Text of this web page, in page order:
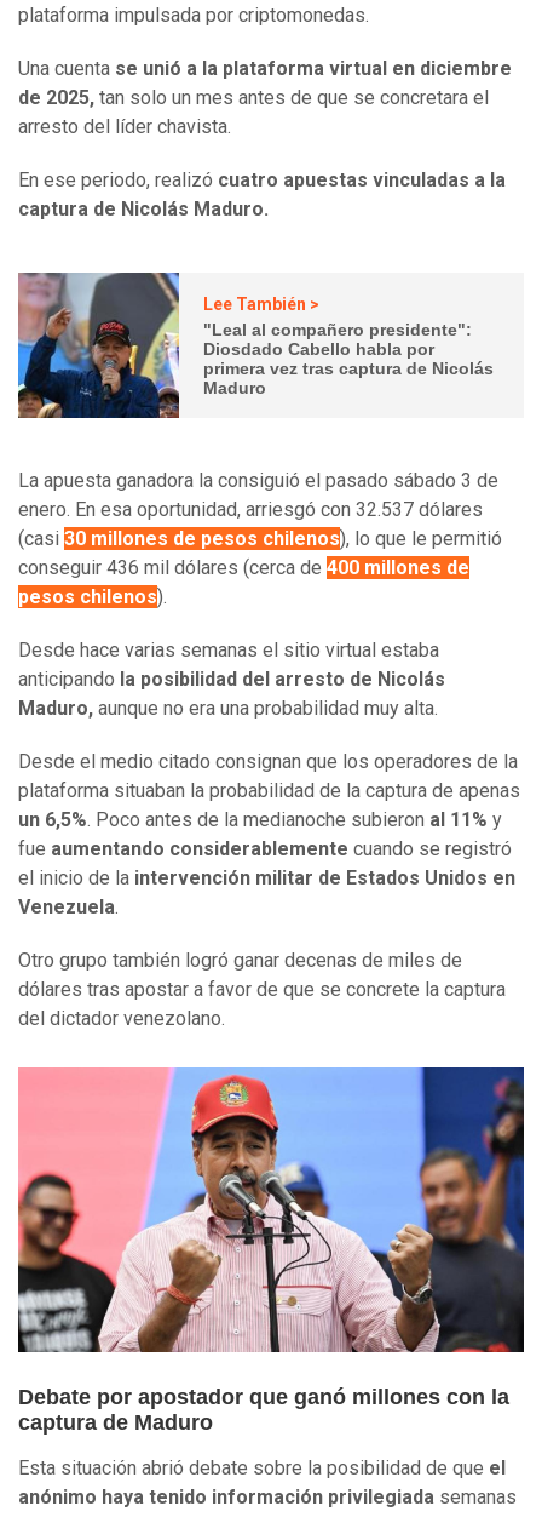
plataforma impulsada por criptomonedas.
Una cuenta se unió a la plataforma virtual en diciembre
de 2025, tan solo un mes antes de que se concretara el
arresto del líder chavista.
En ese periodo, realizó cuatro apuestas vinculadas a la
captura de Nicolás Maduro.
Lee También >
"Leal al compañero presidente":
Diosdado Cabello habla por
primera vez tras captura de Nicolás
Maduro
La apuesta ganadora la consiguió el pasado sábado 3 de
enero. En esa oportunidad, arriesgó con 32.537 dólares
(casi 30 millones de pesos chilenos), lo que le permitió
conseguir 436 mil dólares (cerca de 400 millones de
pesos chilenos).
Desde hace varias semanas el sitio virtual estaba
anticipando la posibilidad del arresto de Nicolás
Maduro, aunque no era una probabilidad muy alta.
Desde el medio citado consignan que los operadores de la
plataforma situaban la probabilidad de la captura de apenas
un 6,5%. Poco antes de la medianoche subieron al 11% y
fue aumentando considerablemente cuando se registró
el inicio de la intervención militar de Estados Unidos en
Venezuela.
Otro grupo también logró ganar decenas de miles de
dólares tras apostar a favor de que se concrete la captura
del dictador venezolano.
Debate por apostador que ganó millones con la
captura de Maduro
Esta situación abrió debate sobre la posibilidad de que el
anónimo haya tenido información privilegiada semanas